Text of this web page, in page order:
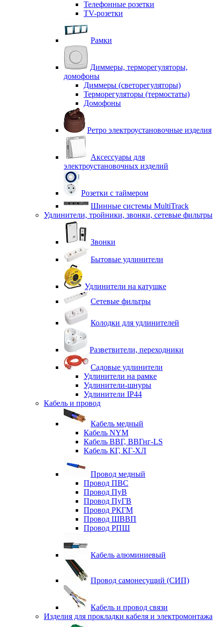
Телефонные розетки
TV-розетки
Рамки
Диммеры, терморегуляторы,
домофоны
Диммеры (светорегуляторы)
Терморегуляторы (термостаты)
Домофоны
Ретро электроустановочные изделия
Аксессуары для
электроустановочных изделий
Розетки с таймером
Шинные системы MultiTrack
Удлинители, тройники, звонки, сетевые фильтры
Звонки
Бытовые удлинители
Удлинители на катушке
Сетевые фильтры
Колодки для удлинителей
Разветвители, переходники
Садовые удлинители
Удлинители на рамке
Удлинители-шнуры
Удлинители IP44
Кабель и провод
Кабель медный
Кабель NYM
Кабель ВВГ, ВВГнг-LS
Кабель КГ, КГ-ХЛ
Провод медный
Провод ПВС
Провод ПуВ
Провод ПуГВ
Провод РКГМ
Провод ШВВП
Провод РПШ
Кабель алюминиевый
Провод самонесущий (СИП)
Кабель и провод связи
Изделия для прокладки кабеля и электромонтажа